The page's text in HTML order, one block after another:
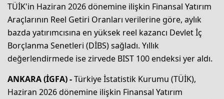
TÜİK'in Haziran 2026 dönemine ilişkin Finansal Yatırım
Araçlarının Reel Getiri Oranları verilerine göre, aylık
bazda yatırımcısına en yüksek reel kazancı Devlet İç
Borçlanma Senetleri (DİBS) sağladı. Yıllık
değerlendirmede ise zirvede BIST 100 endeksi yer aldı.
ANKARA (İGFA) -Türkiye İstatistik Kurumu (TÜİK),
Haziran 2026 dönemine ilişkin Finansal Yatırım